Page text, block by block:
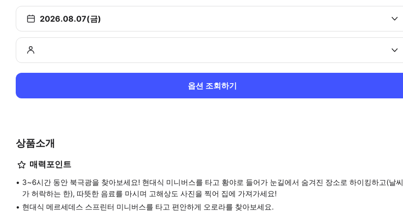
2026.08.07(금)
옵션 조회하기
상품소개
매력포인트
3~6시간 동안 북극광을 찾아보세요! 현대식 미니버스를 타고 황야로 들어가 눈길에서 숨겨진 장소로 하이킹하고(날씨
가 허락하는 한), 따뜻한 음료를 마시며 고해상도 사진을 찍어 집에 가져가세요!
현대식 메르세데스 스프린터 미니버스를 타고 편안하게 오로라를 찾아보세요.